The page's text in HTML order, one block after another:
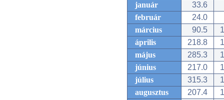
január
33.6
február
24.0
március
90.5
április
218.8
május
285.3
június
217.0
július
315.3
augusztus
207.4